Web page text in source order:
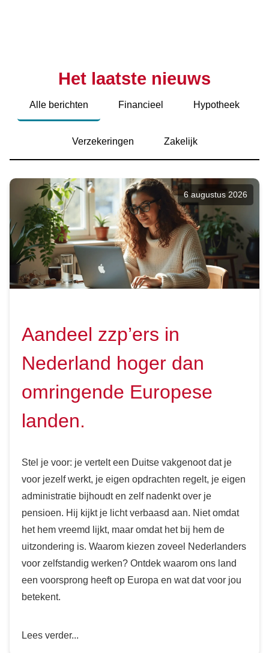
Het laatste nieuws
Alle berichten Financieel Hypotheek
Verzekeringen Zakelijk
6 augustus 2026
Aandeel zzp’ers in
Nederland hoger dan
omringende Europese
landen.
Stel je voor: je vertelt een Duitse vakgenoot dat je
voor jezelf werkt, je eigen opdrachten regelt, je eigen
administratie bijhoudt en zelf nadenkt over je
pensioen. Hij kijkt je licht verbaasd aan. Niet omdat
het hem vreemd lijkt, maar omdat het bij hem de
uitzondering is. Waarom kiezen zoveel Nederlanders
voor zelfstandig werken? Ontdek waarom ons land
een voorsprong heeft op Europa en wat dat voor jou
betekent.
Lees verder...